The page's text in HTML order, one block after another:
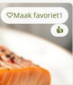
Maak favoriet1
👍